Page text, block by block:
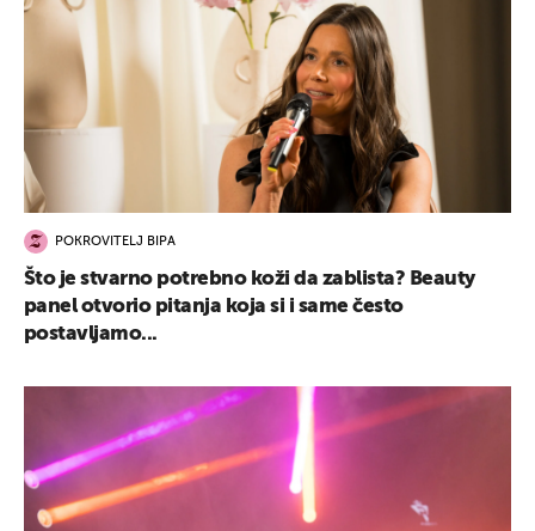
POKROVITELJ BIPA
Što je stvarno potrebno koži da zablista? Beauty
panel otvorio pitanja koja si i same često
postavljamo...